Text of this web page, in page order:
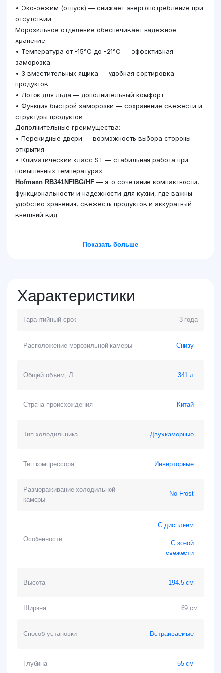
• Эко-режим (отпуск) — снижает энергопотребление при
отсутствии
Морозильное отделение обеспечивает надежное
хранение:
• Температура от -15°C до -21°C — эффективная
заморозка
• 3 вместительных ящика — удобная сортировка
продуктов
• Лоток для льда — дополнительный комфорт
• Функция быстрой заморозки — сохранение свежести и
структуры продуктов
Дополнительные преимущества:
• Перекидные двери — возможность выбора стороны
открытия
• Климатический класс ST — стабильная работа при
повышенных температурах
Hofmann RB341NFIBG/HF — это сочетание компактности,
функциональности и надежности для кухни, где важны
удобство хранения, свежесть продуктов и аккуратный
внешний вид.
Показать больше
Характеристики
Гарантийный срок 3 года
Расположение морозильной камеры Снизу
Общий объем, Л 341 л
Страна происхождения Китай
Тип холодильника Двухкамерные
Тип компрессора Инверторные
Размораживание холодильной
камеры
No Frost
Особенности
С дисплеем
С зоной
свежести
Высота 194.5 см
Ширина 69 см
Способ установки Встраиваемые
Глубина 55 см